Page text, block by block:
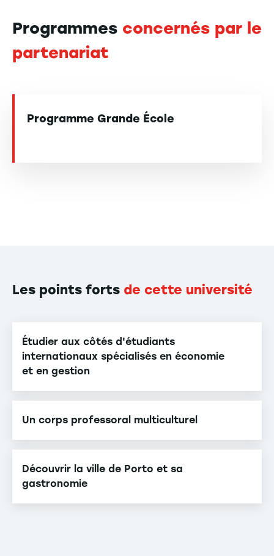
Programmes concernés par le
partenariat
Programme Grande École
Les points forts de cette université
Étudier aux côtés d'étudiants
internationaux spécialisés en économie
et en gestion
Un corps professoral multiculturel
Découvrir la ville de Porto et sa
gastronomie